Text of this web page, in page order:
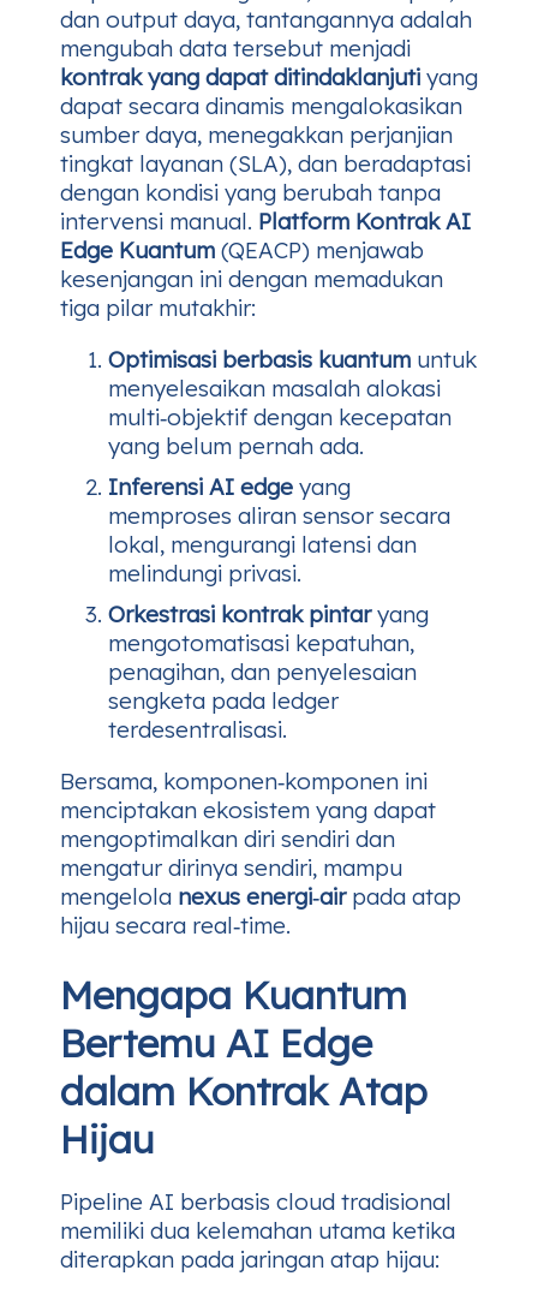
dan output daya, tantangannya adalah
mengubah data tersebut menjadi
kontrak yang dapat ditindaklanjuti yang
dapat secara dinamis mengalokasikan
sumber daya, menegakkan perjanjian
tingkat layanan (SLA), dan beradaptasi
dengan kondisi yang berubah tanpa
intervensi manual. Platform Kontrak AI
Edge Kuantum (QEACP) menjawab
kesenjangan ini dengan memadukan
tiga pilar mutakhir:
Optimisasi berbasis kuantum untuk
menyelesaikan masalah alokasi
multi‑objektif dengan kecepatan
yang belum pernah ada.
Inferensi AI edge yang
memproses aliran sensor secara
lokal, mengurangi latensi dan
melindungi privasi.
Orkestrasi kontrak pintaryang
mengotomatisasi kepatuhan,
penagihan, dan penyelesaian
sengketa pada ledger
terdesentralisasi.
Bersama, komponen‑komponen ini
menciptakan ekosistem yang dapat
mengoptimalkan diri sendiri dan
mengatur dirinya sendiri, mampu
mengelola nexus energi‑airpada atap
hijau secara real‑time.
Mengapa Kuantum
Bertemu AI Edge
dalam Kontrak Atap
Hijau
Pipeline AI berbasis cloud tradisional
memiliki dua kelemahan utama ketika
diterapkan pada jaringan atap hijau: